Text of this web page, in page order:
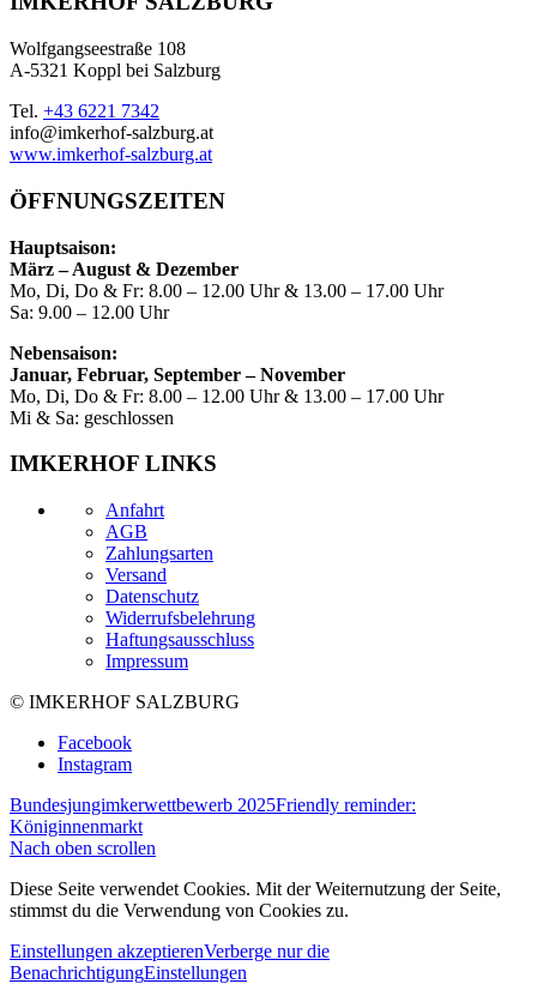
Wolfgangseestraße 108
A-5321 Koppl bei Salzburg
Tel. +43 6221 7342
info@imkerhof-salzburg.at
www.imkerhof-salzburg.at
ÖFFNUNGSZEITEN
Hauptsaison:
März – August & Dezember
Mo, Di, Do & Fr: 8.00 – 12.00 Uhr & 13.00 – 17.00 Uhr
Sa: 9.00 – 12.00 Uhr
Nebensaison:
Januar, Februar, September – November
Mo, Di, Do & Fr: 8.00 – 12.00 Uhr & 13.00 – 17.00 Uhr
Mi & Sa: geschlossen
IMKERHOF LINKS
Anfahrt
AGB
Zahlungsarten
Versand
Datenschutz
Widerrufsbelehrung
Haftungsausschluss
Impressum
© IMKERHOF SALZBURG
Facebook
Instagram
Bundesjungimkerwettbewerb 2025Friendly reminder:
Königinnenmarkt
Nach oben scrollen
Diese Seite verwendet Cookies. Mit der Weiternutzung der Seite,
stimmst du die Verwendung von Cookies zu.
Einstellungen akzeptierenVerberge nur die
BenachrichtigungEinstellungen